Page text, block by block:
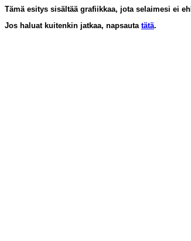
Tämä esitys sisältää grafiikkaa, jota selaimesi ei
Jos haluat kuitenkin jatkaa, napsauta tätä.